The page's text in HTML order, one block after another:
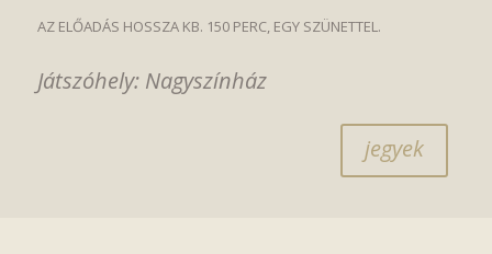
AZ ELŐADÁS HOSSZA KB. 150 PERC, EGY SZÜNETTEL.
Játszóhely: Nagyszínház
jegyek